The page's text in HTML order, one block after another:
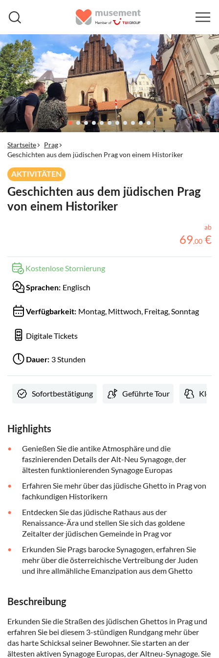
Startseite
Prag
Geschichten aus dem jüdischen Prag von einem Historiker
AKTIVITÄTEN
Geschichten aus dem jüdischen Prag
von einem Historiker
ab
69,00 €
Kostenlose Stornierung
Sprachen: Englisch
Verfügbarkeit: Montag, Mittwoch, Freitag, Sonntag
Digitale Tickets
Dauer: 3 Stunden
Sofortbestätigung Geführte Tour
Highlights
Genießen Sie die antike Atmosphäre und die
faszinierenden Details der Alt-Neu Synagoge, der
ältesten funktionierenden Synagoge Europas
Erfahren Sie mehr über das jüdische Ghetto in Prag von
fachkundigen Historikern
Entdecken Sie das jüdische Rathaus aus der
Renaissance-Ära und stellen Sie sich das goldene
Zeitalter der jüdischen Gemeinde in Prag vor
Erkunden Sie Prags barocke Synagogen, erfahren Sie
mehr über die österreichische Vertreibung der Juden
und ihre allmähliche Emanzipation aus dem Ghetto
Beschreibung
Erkunden Sie die Straßen des jüdischen Ghettos in Prag und
erfahren Sie bei diesem 3-stündigen Rundgang mehr über
das harte Schicksal seiner Bewohner. Sie starten an der
ältesten aktiven Synagoge Europas, der Altneu-Synagoge. Sie